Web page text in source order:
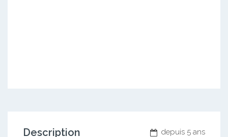
depuis 5 ans
Description